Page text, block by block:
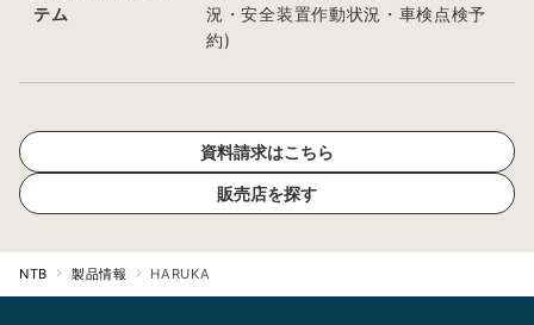
テム
況・安全装置作動状況・車検点検予
約)
資料請求はこちら
販売店を探す
NTB 製品情報 HARUKA